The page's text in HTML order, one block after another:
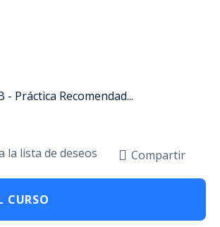
- Práctica Recomendad...
la lista de deseos Compartir
CURSO